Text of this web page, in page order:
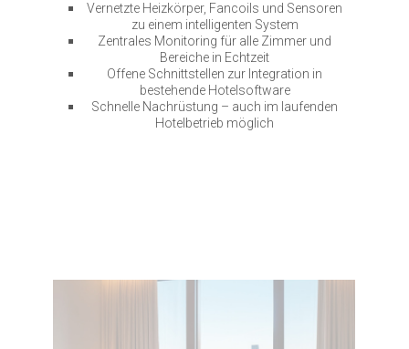
Vernetzte Heizkörper, Fancoils und Sensoren
zu einem intelligenten System
Zentrales Monitoring für alle Zimmer und
Bereiche in Echtzeit
Offene Schnittstellen zur Integration in
bestehende Hotelsoftware
Schnelle Nachrüstung – auch im laufenden
Hotelbetrieb möglich